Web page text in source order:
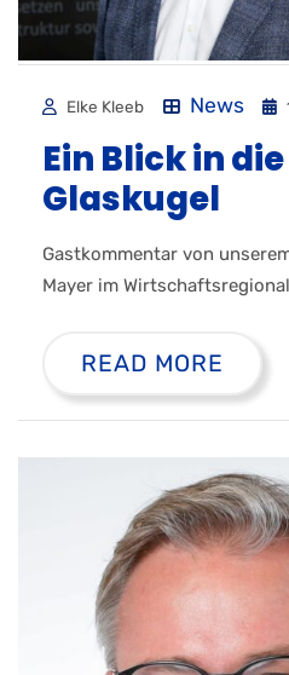
Elke Kleeb News
Ein Blick in
Glaskugel
Gastkommentar von
Mayer im
READ MORE